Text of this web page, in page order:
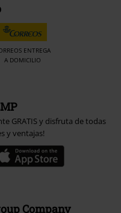
ENTREGA
A DOMICILIO
GRATIS y disfruta de todas
y ventajas!
Company